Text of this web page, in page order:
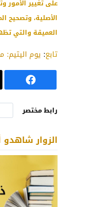
على تغيير الأمور
الأصلية، وتصحيح
العميقة والتي
تابع: يوم اليتيم:
رابط مختصر
الزوار شاهدو